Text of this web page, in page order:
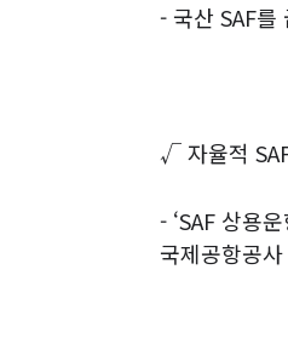
- 국산 SAF를
√자율적
- ‘SAF 상용
국제공항공사